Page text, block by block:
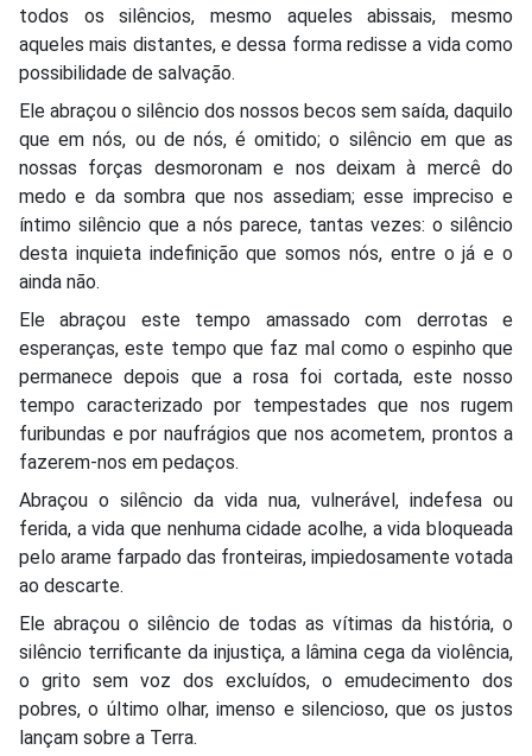
todos os silêncios, mesmo aqueles abissais, mesmo
aqueles mais distantes, e dessa forma redisse a vida como
possibilidade de salvação.
Ele abraçou o silêncio dos nossos becos sem saída, daquilo
que em nós, ou de nós, é omitido; o silêncio em que as
nossas forças desmoronam e nos deixam à mercê do
medo e da sombra que nos assediam; esse impreciso e
íntimo silêncio que a nós parece, tantas vezes: o silêncio
desta inquieta indefinição que somos nós, entre o já e o
ainda não.
Ele abraçou este tempo amassado com derrotas e
esperanças, este tempo que faz mal como o espinho que
permanece depois que a rosa foi cortada, este nosso
tempo caracterizado por tempestades que nos rugem
furibundas e por naufrágios que nos acometem, prontos a
fazerem-nos em pedaços.
Abraçou o silêncio da vida nua, vulnerável, indefesa ou
ferida, a vida que nenhuma cidade acolhe, a vida bloqueada
pelo arame farpado das fronteiras, impiedosamente votada
ao descarte.
Ele abraçou o silêncio de todas as vítimas da história, o
silêncio terrificante da injustiça, a lâmina cega da violência,
o grito sem voz dos excluídos, o emudecimento dos
pobres, o último olhar, imenso e silencioso, que os justos
lançam sobre a Terra.